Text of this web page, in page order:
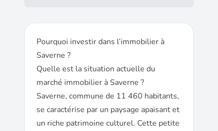
Pourquoi investir dans l’immobilier à
Saverne ?
Quelle est la situation actuelle du
marché immobilier à Saverne ?
Saverne, commune de 11 460 habitants,
se caractérise par un paysage apaisant et
un riche patrimoine culturel. Cette petite